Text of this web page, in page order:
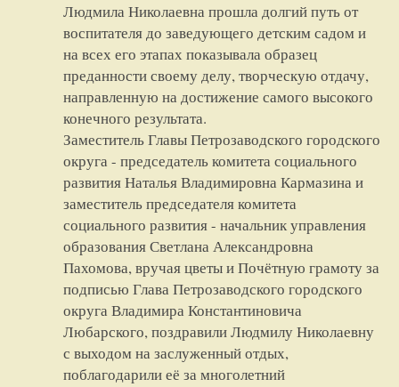
Людмила Николаевна прошла долгий путь от
воспитателя до заведующего детским садом и
на всех его этапах показывала образец
преданности своему делу, творческую отдачу,
направленную на достижение самого высокого
конечного результата.
Заместитель Главы Петрозаводского городского
округа - председатель комитета социального
развития Наталья Владимировна Кармазина и
заместитель председателя комитета
социального развития - начальник управления
образования Светлана Александровна
Пахомова, вручая цветы и Почётную грамоту за
подписью Глава Петрозаводского городского
округа Владимира Константиновича
Любарского, поздравили Людмилу Николаевну
с выходом на заслуженный отдых,
поблагодарили её за многолетний